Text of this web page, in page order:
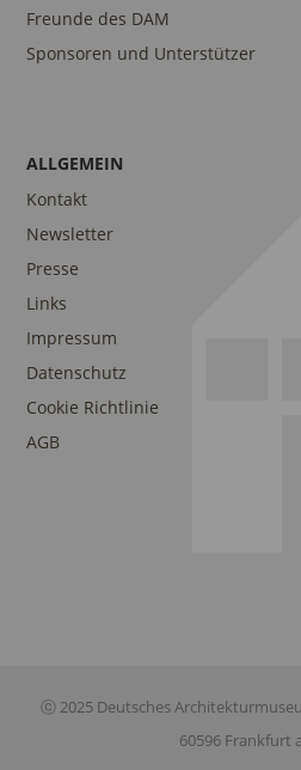
Freunde des DAM
Sponsoren und Unterstützer
ALLGEMEIN
Kontakt
Newsletter
Presse
Links
Impressum
Datenschutz
Cookie Richtlinie
AGB
ⓒ 2025 Deutsches
60596 Frankfurt